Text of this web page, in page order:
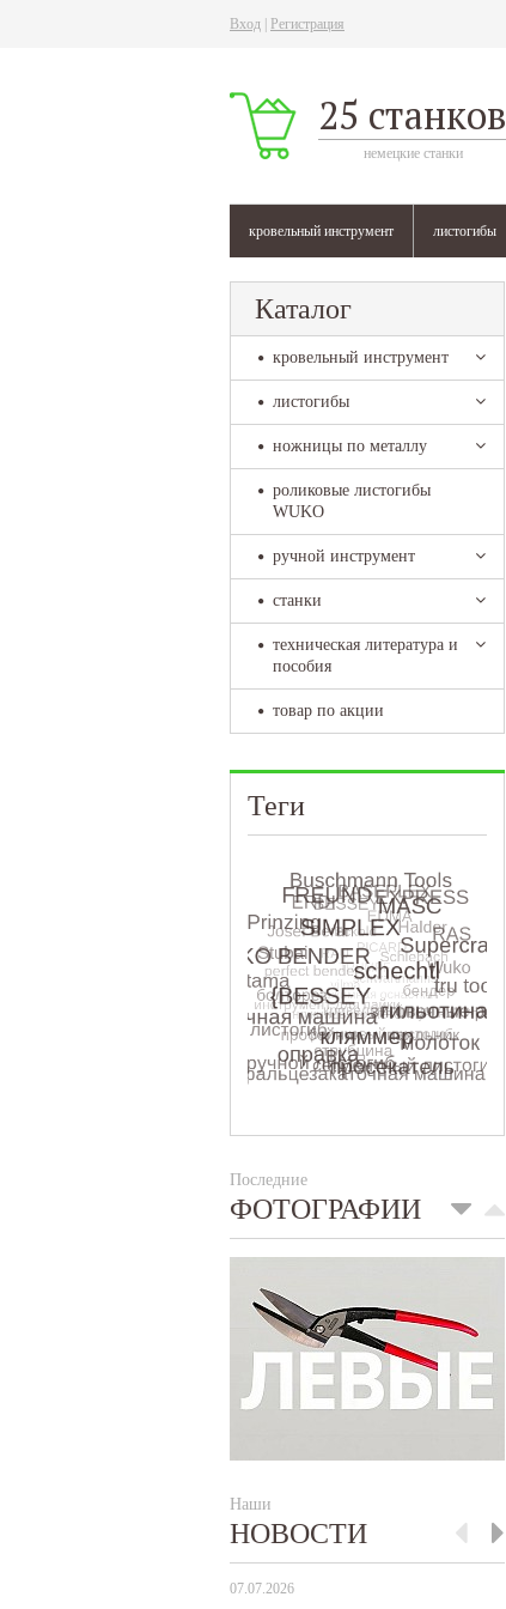
Вход Регистрация
25 станков
немецкие станки
кровельный инструмент листогибы
Каталог
кровельный инструмент
листогибы
ножницы по металлу
роликовые листогибы
WUKO
ручной инструмент
станки
техническая литература и
пособия
товар по акции
Теги
Последние
ФОТОГРАФИИ
Наши
НОВОСТИ
07.07.2026